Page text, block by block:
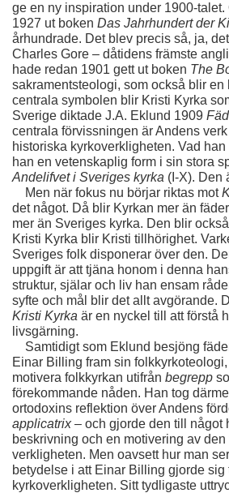
ge en ny inspiration under 1900-
1927 ut boken Das Jahrhundert der
århundrade. Det blev precis så, ja,
Charles Gore – dåtidens främste
hade redan 1901 gett ut boken The
sakramentsteologi, som också blir en
centrala symbolen blir Kristi Kyrka
Sverige diktade J.A. Eklund 1909
centrala förvissningen är Andens
historiska kyrkoverkligheten. Vad
Andelifvet i Sveriges kyrka (I-X). Den
Men när fokus nu börjar riktas mot
det något. Då blir Kyrkan mer än
mer än Sveriges kyrka. Den blir
Kristi Kyrka blir Kristi tillhörighet.
Sveriges folk disponerar över den.
uppgift är att tjäna honom i denna
struktur, själar och liv han ensam
Kristi Kyrka är en nyckel till att förstå
livsgärning.
Samtidigt som Eklund besjöng
Einar Billing fram sin
motivera folkkyrkan utifrån begrepp
förekommande nåden. Han tog
ortodoxins reflektion över Andens
applicatrix – och gjorde den till något
beskrivning och en motivering av
verkligheten. Men oavsett hur man
betydelse i att Einar Billing gjorde sig
kyrkoverkligheten. Sitt tydligaste